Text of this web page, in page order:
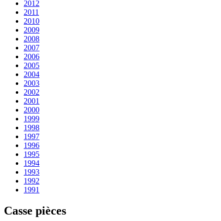
2012
2011
2010
2009
2008
2007
2006
2005
2004
2003
2002
2001
2000
1999
1998
1997
1996
1995
1994
1993
1992
1991
Casse pièces